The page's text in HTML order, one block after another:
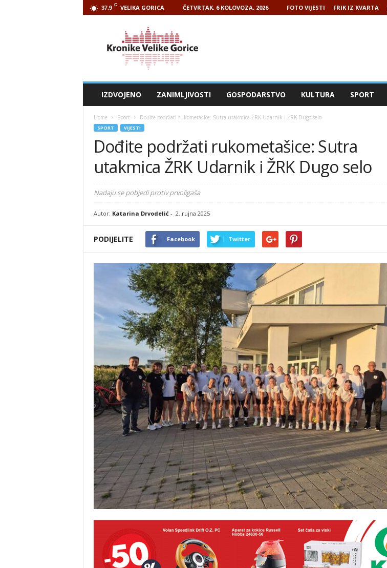
37.9 C VELIKA GORICA ČETVRTAK, 6 KOLOVOZA, 2026 FOTO VIJESTI FRIK IZ KVARTA
IZDVOJENO ZANIMLJIVOSTI GOSPODARSTVO KULTURA SPORT
Home Sport Dođite podržati rukometašice: Sutra utakmica ŽRK Udarnik i ŽRK Dugo selo
SPORT VIJESTI
Dođite podržati rukometašice: Sutra
utakmica ŽRK Udarnik i ŽRK Dugo selo
Nadaju se pobjedi protiv prvoligaša
Autor: Katarina Drvodelić- 2. rujna 2025
PODIJELITE Facebook Twitter